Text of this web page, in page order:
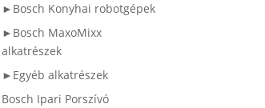
►Bosch Konyhai robotgépek
►Bosch MaxoMixx
alkatrészek
►Egyéb alkatrészek
Bosch Ipari Porszívó